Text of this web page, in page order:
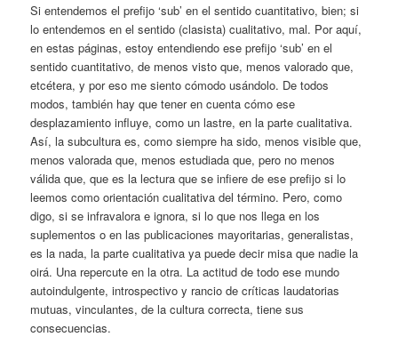
Si entendemos el prefijo ‘sub’ en el sentido cuantitativo, bien; si
lo entendemos en el sentido (clasista) cualitativo, mal. Por aquí,
en estas páginas, estoy entendiendo ese prefijo ‘sub’ en el
sentido cuantitativo, de menos visto que, menos valorado que,
etcétera, y por eso me siento cómodo usándolo. De todos
modos, también hay que tener en cuenta cómo ese
desplazamiento influye, como un lastre, en la parte cualitativa.
Así, la subcultura es, como siempre ha sido, menos visible que,
menos valorada que, menos estudiada que, pero no menos
válida que, que es la lectura que se infiere de ese prefijo si lo
leemos como orientación cualitativa del término. Pero, como
digo, si se infravalora e ignora, si lo que nos llega en los
suplementos o en las publicaciones mayoritarias, generalistas,
es la nada, la parte cualitativa ya puede decir misa que nadie la
oirá. Una repercute en la otra. La actitud de todo ese mundo
autoindulgente, introspectivo y rancio de críticas laudatorias
mutuas, vinculantes, de la cultura correcta, tiene sus
consecuencias.